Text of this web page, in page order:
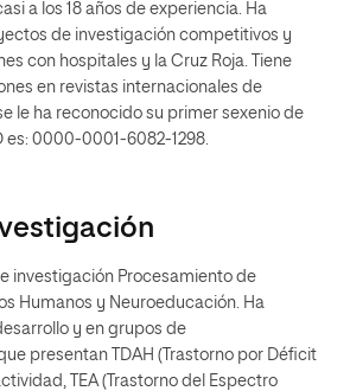
a los 18 años de experiencia. Ha
de investigación competitivos y
con hospitales y la Cruz Roja. Tiene
en revistas internacionales de
le ha reconocido su primer sexenio de
es: 0000-0001-6082-1298.
investigación Procesamiento de
Humanos y Neuroeducación. Ha
y en grupos de
presentan TDAH (Trastorno por Déficit
TEA (Trastorno del Espectro